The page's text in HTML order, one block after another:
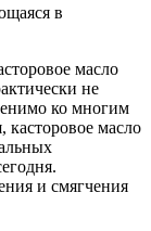
в
масло
не
ко многим
касторовое масло
и смягчения